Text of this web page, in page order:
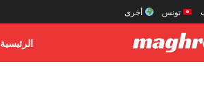
تونس أخرى
الرئيسية